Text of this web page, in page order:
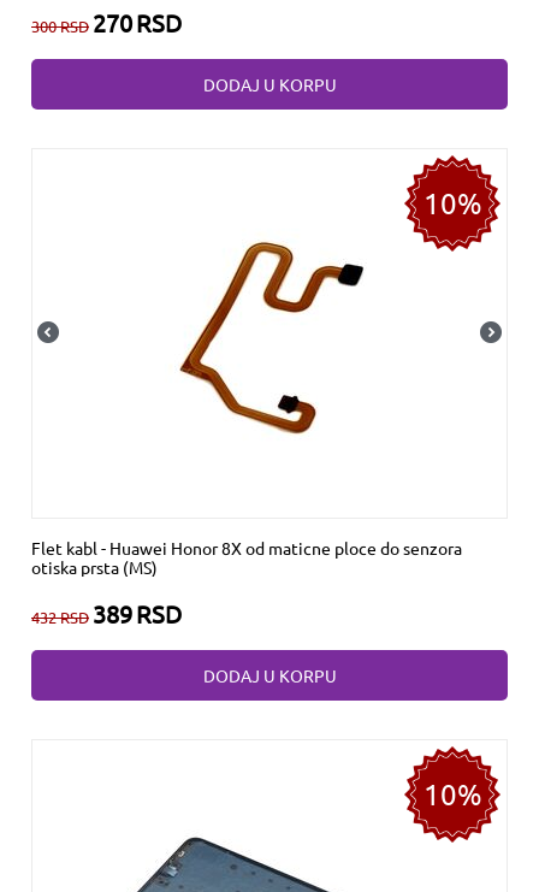
300RSD 270RSD
DODAJ U KORPU
10%
Flet kabl - Huawei Honor 8X od maticne ploce do senzora
otiska prsta (MS)
432RSD 389RSD
DODAJ U KORPU
10%